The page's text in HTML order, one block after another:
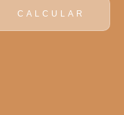
Esta peça foi
para colocar as
CALCULAR